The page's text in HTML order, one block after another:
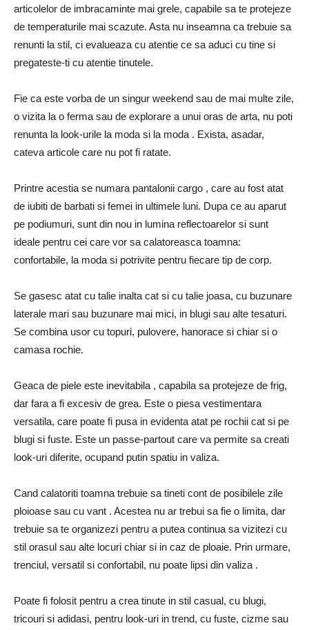
articolelor de imbracaminte mai grele, capabile sa te protejeze
de temperaturile mai scazute. Asta nu inseamna ca trebuie sa
renunti la stil, ci evalueaza cu atentie ce sa aduci cu tine si
pregateste-ti cu atentie tinutele.
Fie ca este vorba de un singur weekend sau de mai multe zile,
o vizita la o ferma sau de explorare a unui oras de arta, nu poti
renunta la look-urile la moda si la moda . Exista, asadar,
cateva articole care nu pot fi ratate.
Printre acestia se numara pantalonii cargo , care au fost atat
de iubiti de barbati si femei in ultimele luni. Dupa ce au aparut
pe podiumuri, sunt din nou in lumina reflectoarelor si sunt
ideale pentru cei care vor sa calatoreasca toamna:
confortabile, la moda si potrivite pentru fiecare tip de corp.
Se gasesc atat cu talie inalta cat si cu talie joasa, cu buzunare
laterale mari sau buzunare mai mici, in blugi sau alte tesaturi.
Se combina usor cu topuri, pulovere, hanorace si chiar si o
camasa rochie.
Geaca de piele este inevitabila , capabila sa protejeze de frig,
dar fara a fi excesiv de grea. Este o piesa vestimentara
versatila, care poate fi pusa in evidenta atat pe rochii cat si pe
blugi si fuste. Este un passe-partout care va permite sa creati
look-uri diferite, ocupand putin spatiu in valiza.
Cand calatoriti toamna trebuie sa tineti cont de posibilele zile
ploioase sau cu vant . Acestea nu ar trebui sa fie o limita, dar
trebuie sa te organizezi pentru a putea continua sa vizitezi cu
stil orasul sau alte locuri chiar si in caz de ploaie. Prin urmare,
trenciul, versatil si confortabil, nu poate lipsi din valiza .
Poate fi folosit pentru a crea tinute in stil casual, cu blugi,
tricouri si adidasi, pentru look-uri in trend, cu fuste, cizme sau